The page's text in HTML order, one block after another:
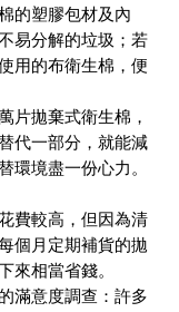
的塑膠包材及內
易分解的垃圾；若
用的布衛生棉，便
片拋棄式衛生棉，
代一部分，就能減
環境盡一份心力。
費較高，但因為清
個月定期補貨的拋
來相當省錢。
滿意度調查：許多